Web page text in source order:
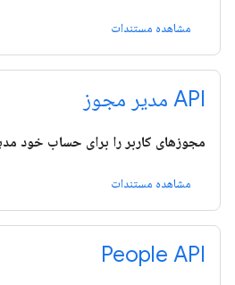
مشاهده مستندات
API مدیر مجوز
مجوزهای کاربر را برای حساب خود
مشاهده مستندات
People API